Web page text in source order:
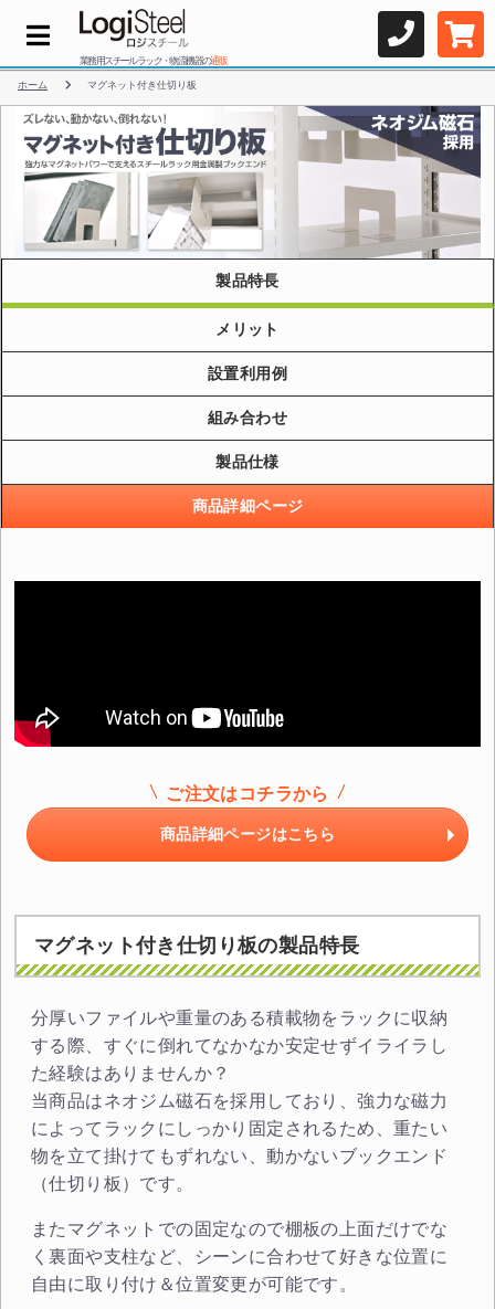
業務用スチールラック・物流機器の通販
ホーム マグネット付き仕切り板
製品特長
メリット
設置利用例
組み合わせ
製品仕様
商品詳細ページ
ご注文はコチラから
商品詳細ページはこちら
マグネット付き仕切り板の製品特長
分厚いファイルや重量のある積載物をラックに収納
する際、すぐに倒れてなかなか安定せずイライラし
た経験はありませんか？
当商品はネオジム磁石を採用しており、強力な磁力
によってラックにしっかり固定されるため、重たい
物を立て掛けてもずれない、動かないブックエンド
（仕切り板）です。
またマグネットでの固定なので棚板の上面だけでな
く裏面や支柱など、シーンに合わせて好きな位置に
自由に取り付け＆位置変更が可能です。